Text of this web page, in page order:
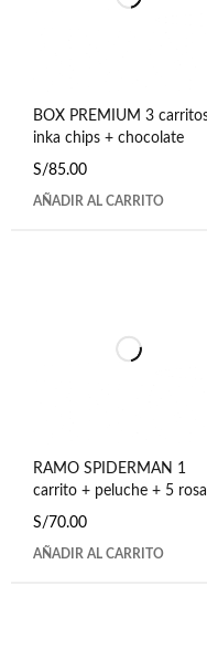
BOX PREMIUM 3
inka chips + chocolate
S/85.00
AÑADIR AL CARRITO
RAMO SPIDERMAN 1
carrito + peluche + 5
S/70.00
AÑADIR AL CARRITO